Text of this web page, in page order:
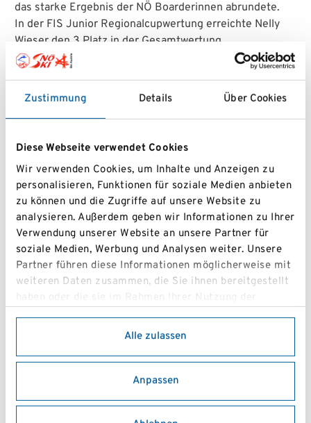
Zustimmung Details Über Cookies
Diese Webseite verwendet Cookies
Wir verwenden Cookies, um Inhalte und Anzeigen zu
personalisieren, Funktionen für soziale Medien anbieten
zu können und die Zugriffe auf unsere Website zu
analysieren. Außerdem geben wir Informationen zu Ihrer
Verwendung unserer Website an unsere Partner für
soziale Medien, Werbung und Analysen weiter. Unsere
Partner führen diese Informationen möglicherweise mit
weiteren Daten zusammen, die Sie ihnen bereitgestellt
Alle zulassen
Anpassen
das starke Ergebnis der NÖ Boarderinnen abrundete.
In der FIS Junior Regionalcupwertung erreichte Nelly
Wieser den 3 Platz in der Gesamtwertung
Auch in der Kinderklasse war Trendsport Weichberger
Gesamtsieg und krönte damit eine erfolgreiche Saison.
Saison der Challenge-Serie. Kommende Woche folgt
die österreichische Meisterschaft im Snowboardcross
im Kühtai.@snowboard_noe
Auch die Jugend zeigte starke Leistungen beim FIS
Junioren-Regionalcup.
Joachim Gravogl (UTW) sicherte sich am Samstag den
Sieg im Parallelslalom und setzte damit ein starkes
seine Klasse und erreichte den zweiten Platz.
Theresa Fuchs vom USC Lilienfeld zeigte sich ebenfalls
dritten Plätzen überzeugen.
Wir gratulieren allen Athletinnen und Athleten zu ihren